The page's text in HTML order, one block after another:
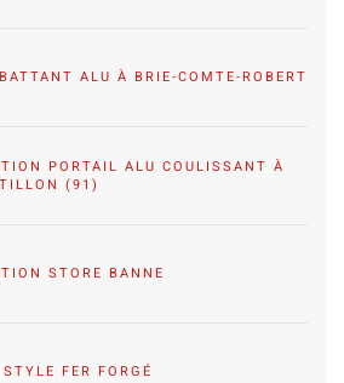
ALU À BRIE-COMTE-ROBERT
PORTAIL ALU COULISSANT À
(91)
STORE BANNE
FER FORGÉ